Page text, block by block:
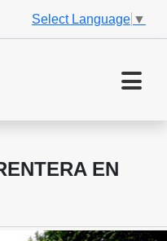
Select Language ▼
EN